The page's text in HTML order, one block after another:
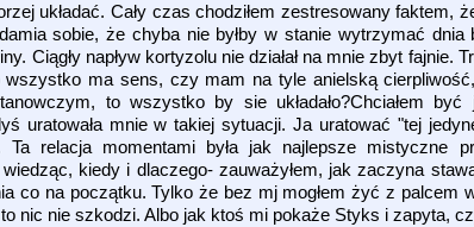
układać. Cały czas chodziłem zestresowany
sobie, że chyba nie byłby w stanie wytrzymać
Ciągły napływ kortyzolu nie działał na mnie zbyt
wszystko ma sens, czy mam na tyle anielską
to wszystko by sie układało?Chciałem
uratowała mnie w takiej sytuacji. Ja uratować "tej
Ta relacja momentami była jak najlepsze
kiedy i dlaczego- zauważyłem, jak zaczyna
co na początku. Tylko że bez mj mogłem żyć z palcem
nic nie szkodzi. Albo jak ktoś mi pokaże Styks i zapyta,